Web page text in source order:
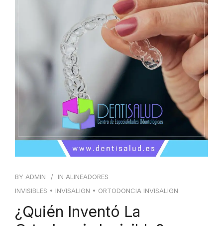
BY ADMIN IN ALINEADORES
INVISIBLES • INVISALIGN • ORTODONCIA INVISALIGN
¿Quién Inventó La